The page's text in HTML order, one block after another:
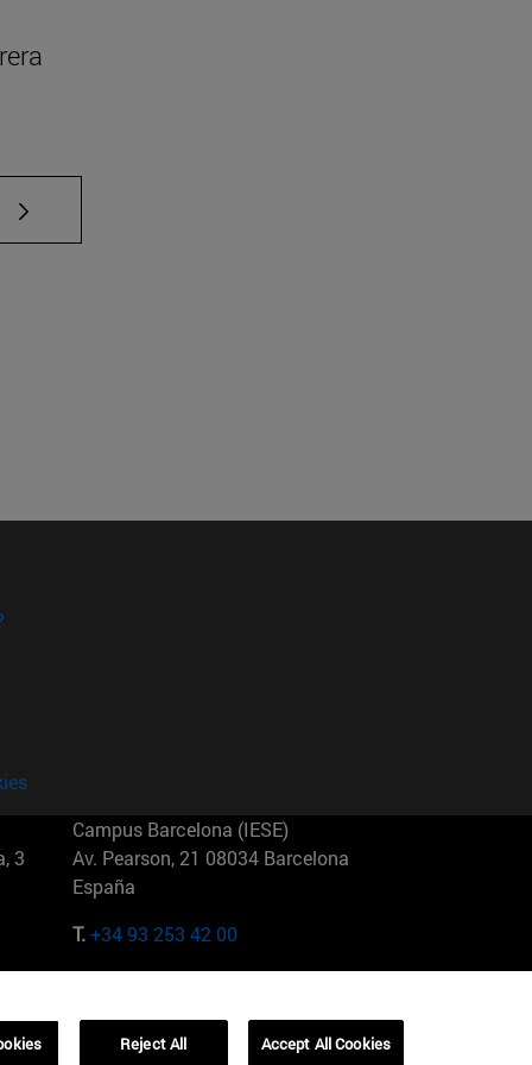
TAB para desplazarse.
3
Campus Barcelona (IESE)
Av. Pearson, 21 08034 Barcelona
España
T.+34 93 253 42 00
01321001 Bela Vista Brasil
Reject All Accept All Cookies